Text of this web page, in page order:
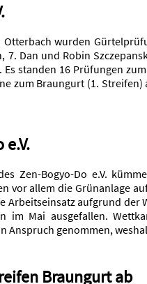
Otterbach wurden
7. Dan und Robin
standen 16 Prüfungen
zum Braungurt (1.
Zen-Bogyo-Do e.V.
vor allem die Grünanlage
Arbeitseinsatz aufgrund der
im Mai ausgefallen.
Anspruch genommen,
Braungurt ab